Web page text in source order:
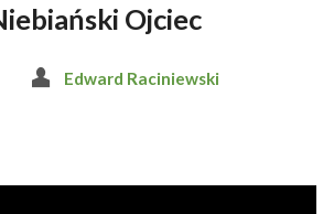
Ojciec
Edward Raciniewski